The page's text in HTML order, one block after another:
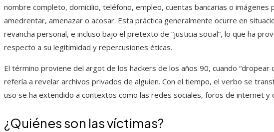
nombre completo, domicilio, teléfono, empleo, cuentas bancarias o
amedrentar, amenazar o acosar. Esta práctica generalmente ocurre en
revancha personal, e incluso bajo el pretexto de “justicia social”, lo que ha
respecto a su legitimidad y repercusiones éticas.
El término proviene del argot de los hackers de los años 90, cuando “dropear
refería a revelar archivos privados de alguien. Con el tiempo, el verbo se
uso se ha extendido a contextos como las redes sociales, foros de internet y
¿Quiénes son las víctimas?